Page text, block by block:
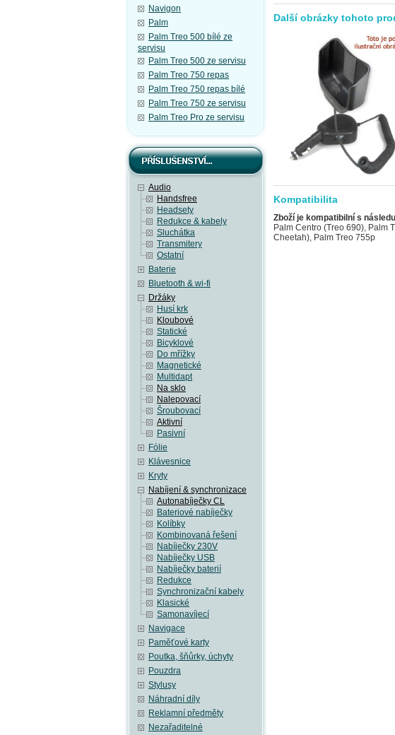
Navigon
Palm
Palm Treo 500 bílé ze
servisu
Palm Treo 500 ze servisu
Palm Treo 750 repas
Palm Treo 750 repas bílé
Palm Treo 750 ze servisu
Palm Treo Pro ze servisu
Audio
Handsfree
Headsety
Redukce & kabely
Sluchátka
Transmitery
Ostatní
Baterie
Bluetooth & wi-fi
Držáky
Husí krk
Kloubové
Statické
Bicyklové
Do mřížky
Magnetické
Multidapt
Na sklo
Nalepovací
Šroubovací
Aktivní
Pasivní
Fólie
Klávesnice
Kryty
Nabíjení & synchronizace
Autonabíječky CL
Bateriové nabíječky
Kolíbky
Kombinovaná řešení
Nabíječky 230V
Nabíječky USB
Nabíječky baterií
Redukce
Synchronizační kabely
Klasické
Samonavíjecí
Navigace
Paměťové karty
Poutka, šňůrky, úchyty
Pouzdra
Stylusy
Náhradní díly
Reklamní předměty
Nezařaditelné
Další obrázky tohoto
Kompatibilita
Zboží je kompatibilní s
Palm Centro (Treo 690), Palm
Cheetah), Palm Treo 755p